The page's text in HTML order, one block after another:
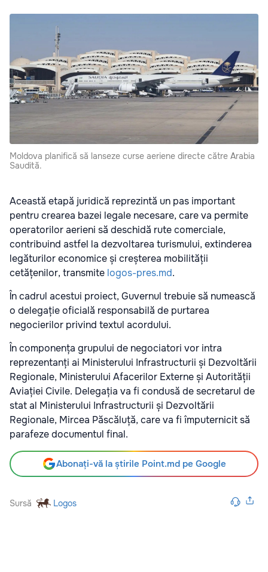
Moldova planifică să lanseze curse aeriene directe către Arabia
Saudită.
Această etapă juridică reprezintă un pas important
pentru crearea bazei legale necesare, care va permite
operatorilor aerieni să deschidă rute comerciale,
contribuind astfel la dezvoltarea turismului, extinderea
legăturilor economice și creșterea mobilității
cetățenilor, transmite logos-pres.md.
În cadrul acestui proiect, Guvernul trebuie să numească
o delegație oficială responsabilă de purtarea
negocierilor privind textul acordului.
În componența grupului de negociatori vor intra
reprezentanți ai Ministerului Infrastructurii și Dezvoltării
Regionale, Ministerului Afacerilor Externe și Autorității
Aviației Civile. Delegația va fi condusă de secretarul de
stat al Ministerului Infrastructurii și Dezvoltării
Regionale, Mircea Păscăluță, care va fi împuternicit să
parafeze documentul final.
Abonați-vă la știrile Point.md pe Google
Sursă Logos